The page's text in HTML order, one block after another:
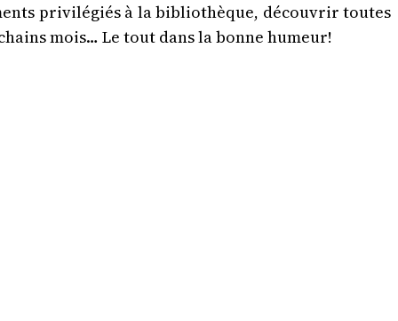
privilégiés à la bibliothèque, découvrir toutes
mois… Le tout dans la bonne humeur!